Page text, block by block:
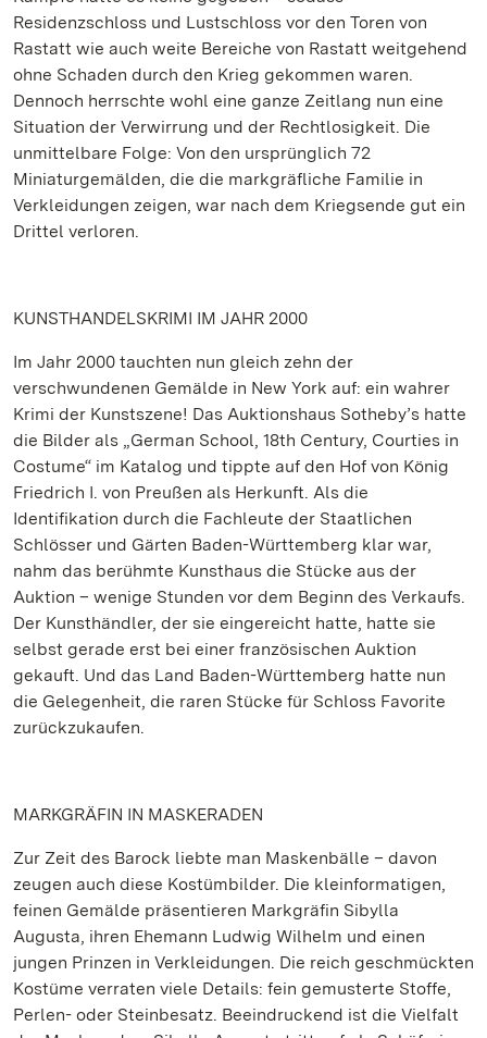
Residenzschloss und Lustschloss vor den Toren von
Rastatt wie auch weite Bereiche von Rastatt weitgehend
ohne Schaden durch den Krieg gekommen waren.
Dennoch herrschte wohl eine ganze Zeitlang nun eine
Situation der Verwirrung und der Rechtlosigkeit. Die
unmittelbare Folge: Von den ursprünglich 72
Miniaturgemälden, die die markgräfliche Familie in
Verkleidungen zeigen, war nach dem Kriegsende gut ein
Drittel verloren.
KUNSTHANDELSKRIMI IM JAHR 2000
Im Jahr 2000 tauchten nun gleich zehn der
verschwundenen Gemälde in New York auf: ein wahrer
Krimi der Kunstszene! Das Auktionshaus Sotheby’s hatte
die Bilder als „German School, 18th Century, Courties in
Costume“ im Katalog und tippte auf den Hof von König
Friedrich I. von Preußen als Herkunft. Als die
Identifikation durch die Fachleute der Staatlichen
Schlösser und Gärten Baden-Württemberg klar war,
nahm das berühmte Kunsthaus die Stücke aus der
Auktion – wenige Stunden vor dem Beginn des Verkaufs.
Der Kunsthändler, der sie eingereicht hatte, hatte sie
selbst gerade erst bei einer französischen Auktion
gekauft. Und das Land Baden-Württemberg hatte nun
die Gelegenheit, die raren Stücke für Schloss Favorite
zurückzukaufen.
MARKGRÄFIN IN MASKERADEN
Zur Zeit des Barock liebte man Maskenbälle – davon
zeugen auch diese Kostümbilder. Die kleinformatigen,
feinen Gemälde präsentieren Markgräfin Sibylla
Augusta, ihren Ehemann Ludwig Wilhelm und einen
jungen Prinzen in Verkleidungen. Die reich geschmückten
Kostüme verraten viele Details: fein gemusterte Stoffe,
Perlen- oder Steinbesatz. Beeindruckend ist die Vielfalt